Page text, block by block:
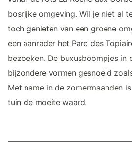
bosrijke omgeving. Wil je niet al
toch genieten van een groene
een aanrader het Parc des
bezoeken. De buxusboompjes in
bijzondere vormen gesnoeid
Met name in de zomermaanden
tuin de moeite waard.